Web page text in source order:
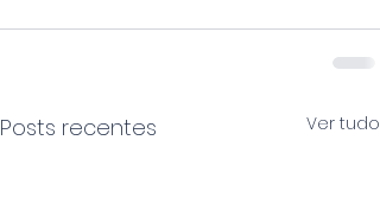
Posts recentes Ver tudo